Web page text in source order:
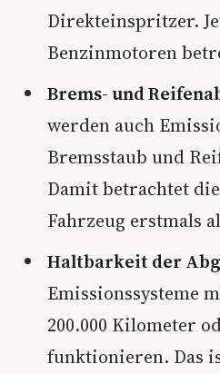
Direkteinspritzer.
Benzinmotoren
Brems- und
werden auch
Bremsstaub und
Damit betrachtet
Fahrzeug erstmals
Haltbarkeit der
Emissionssysteme
200.000 Kilometer
funktionieren. Das